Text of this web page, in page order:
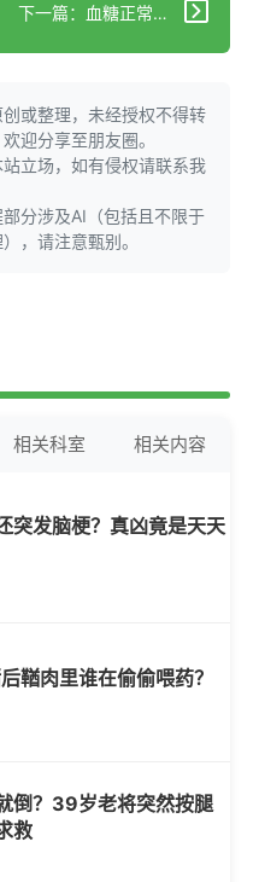
下一篇：血糖正常为啥还突发脑梗？真凶竟是天天吃的它！
或整理，未经授权不得转
迎分享至朋友圈。
立场，如有侵权请联系我
分涉及AI（包括且不限于
，请注意甄别。
相关科室 相关内容
突发脑梗？真凶竟是天天
鞧肉里谁在偷偷喂药？
倒？39岁老将突然按腿
救